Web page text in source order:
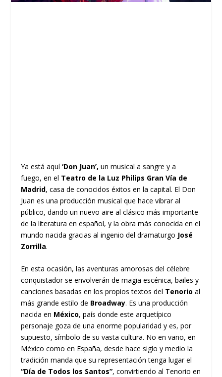
Ya está aquí‘Don Juan’, un musical a sangre y a
fuego, en el Teatro de la Luz Philips Gran Vía de
Madrid, casa de conocidos éxitos en la capital. El Don
Juan es una producción musical que hace vibrar al
público, dando un nuevo aire al clásico más importante
de la literatura en español, y la obra más conocida en el
mundo nacida gracias al ingenio del dramaturgo José
Zorrilla.
En esta ocasión, las aventuras amorosas del célebre
conquistador se envolverán de magia escénica, bailes y
canciones basadas en los propios textos del Tenorio al
más grande estilo de Broadway. Es una producción
nacida en México, país donde este arquetípico
personaje goza de una enorme popularidad y es, por
supuesto, símbolo de su vasta cultura. No en vano, en
México como en España, desde hace siglo y medio la
tradición manda que su representación tenga lugar el
“Día de Todos los Santos”, convirtiendo al Tenorio en